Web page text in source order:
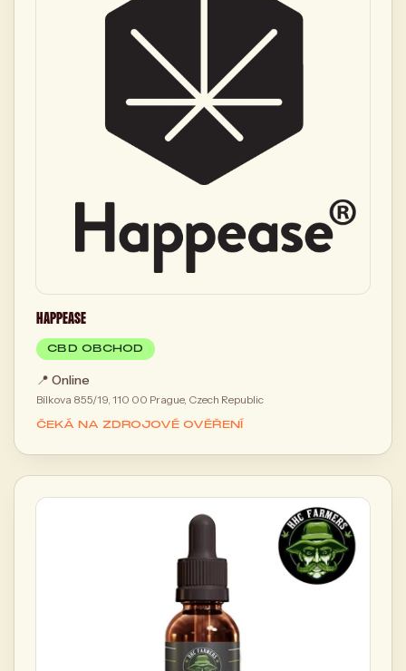
HAPPEASE
CBD OBCHOD
📍 Online
Bílkova 855/19, 110 00 Prague, Czech Republic
ČEKÁ NA ZDROJOVÉ OVĚŘENÍ